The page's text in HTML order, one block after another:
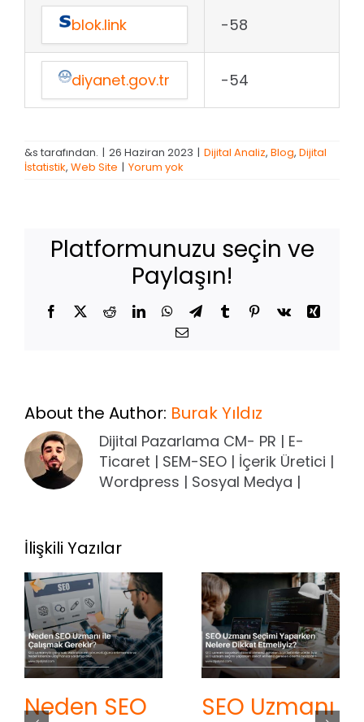
blok.link -58
diyanet.gov.tr -54
&s tarafından. | 26 Haziran 2023 | Dijital Analiz, Blog, Dijital
İstatistik, Web Site | Yorum yok
Platformunuzu seçin ve
Paylaşın!
Facebook
X RedditLinkedInWhatsApp
TelegramTumblrPinterest
Vk
Xing
E-
About the Author: Burak Yıldız
Dijital Pazarlama CM- PR | E-
Ticaret | SEM-SEO | İçerik Üretici |
Wordpress | Sosyal Medya |
İlişkili Yazılar
Neden SEO
SEO Uzmanı